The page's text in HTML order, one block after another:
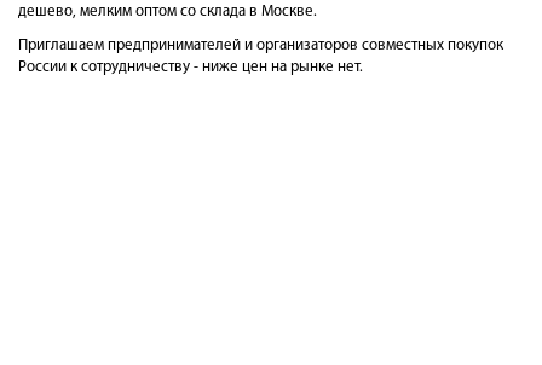
дешево, мелким оптом со склада в Москве.
Приглашаем предпринимателей и организаторов совместных покупок
России к сотрудничеству - ниже цен на рынке нет.